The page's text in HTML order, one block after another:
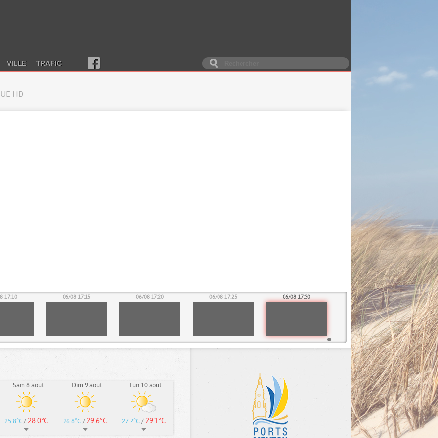
VILLE TRAFIC
HD
17:10 06/08 17:15 06/08 17:20 06/08 17:25 06/08 17:30
Sam 8 août
25.8°C / 28.0°C
Dim 9 août
26.8°C / 29.6°C
Lun 10 août
27.2°C / 29.1°C